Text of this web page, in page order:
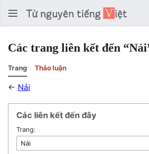
Các trang liên kết đến
Trang Thảo luận
← Nải
Các liên kết đến đây
Trang: